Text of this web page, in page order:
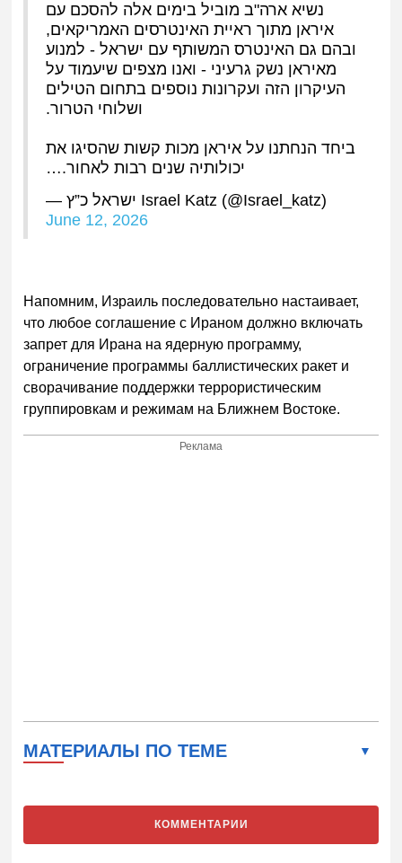
נשיא ארה"ב מוביל בימים אלה להסכם עם
איראן מתוך ראיית האינטרסים האמריקאים,
ובהם גם האינטרס המשותף עם ישראל - למנוע
מאיראן נשק גרעיני - ואנו מצפים שיעמוד על
העיקרון הזה ועקרונות נוספים בתחום הטילים
ושלוחי הטרור.
ביחד הנחתנו על איראן מכות קשות שהסיגו את
יכולותיה שנים רבות לאחור.…
— ישראל כ”ץ Israel Katz (@Israel_katz)
June 12, 2026
Напомним, Израиль последовательно настаивает,
что любое соглашение с Ираном должно включать
запрет для Ирана на ядерную программу,
ограничение программы баллистических ракет и
сворачивание поддержки террористическим
группировкам и режимам на Ближнем Востоке.
Реклама
МАТЕРИАЛЫ ПО ТЕМЕ
КОММЕНТАРИИ